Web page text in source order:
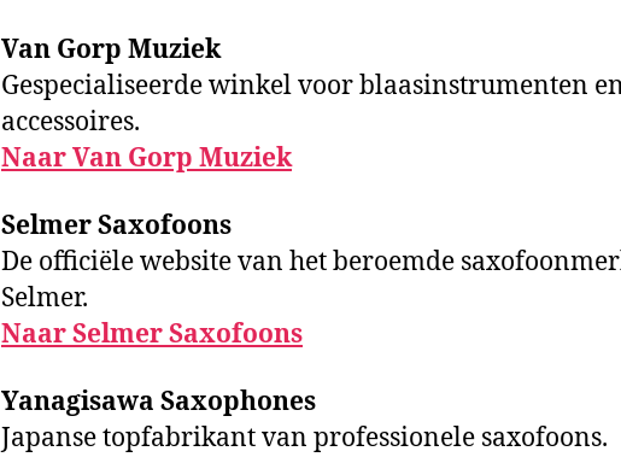
Van Gorp Muziek
Gespecialiseerde winkel voor blaasinstrumenten
accessoires.
Naar Van Gorp Muziek
Selmer Saxofoons
De officiële website van het beroemde
Selmer.
Naar Selmer Saxofoons
Yanagisawa Saxophones
Japanse topfabrikant van professionele saxofoons.